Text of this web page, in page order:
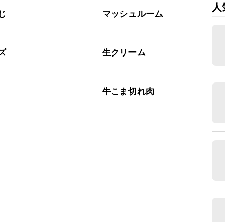
マッシュルーム
生クリーム
牛こま切れ肉